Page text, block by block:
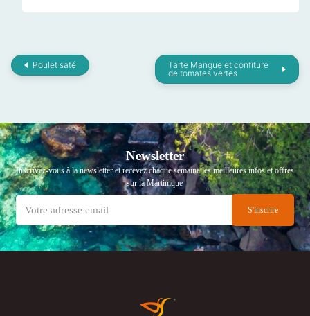
Poulet saté
Tarte Mangue et confiture
de tomates vertes
Newsletter
Inscrivez-vous à la newsletter et recevez chaque semaine les meilleures infos et offres
sur la Martinique